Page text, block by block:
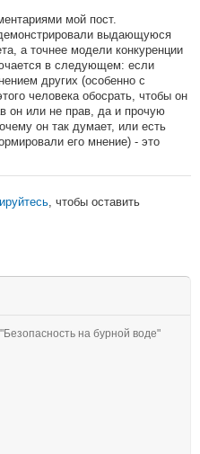
мой пост.
выдающуюся
а точнее модели конкуренции
в следующем: если
других (особенно с
человека обосрать, чтобы он
он или не прав, да и прочую
он так думает, или есть
его мнение) - это
, чтобы оставить
на бурной воде"